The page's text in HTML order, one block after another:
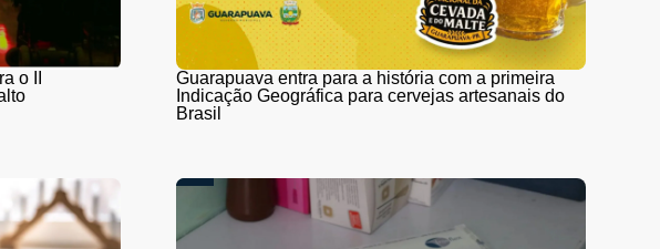
o II
Guarapuava entra para a história com a primeira
Indicação Geográfica para cervejas artesanais do
Brasil